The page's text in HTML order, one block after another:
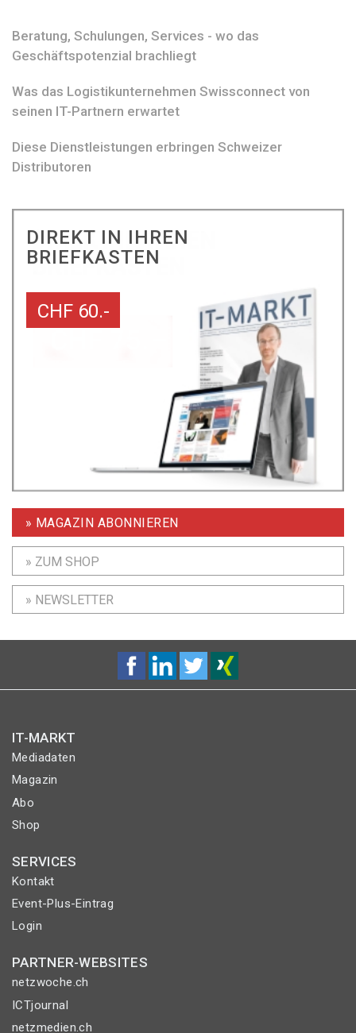
Beratung, Schulungen, Services - wo das
Geschäftspotenzial brachliegt
Was das Logistikunternehmen Swissconnect von
seinen IT-Partnern erwartet
Diese Dienstleistungen erbringen Schweizer
Distributoren
DIREKT IN IHREN
BRIEFKASTEN
CHF 60.-
» MAGAZIN ABONNIEREN
» ZUM SHOP
» NEWSLETTER
IT-MARKT
Mediadaten
Magazin
Abo
Shop
SERVICES
Kontakt
Event-Plus-Eintrag
Login
PARTNER-WEBSITES
netzwoche.ch
ICTjournal
netzmedien.ch